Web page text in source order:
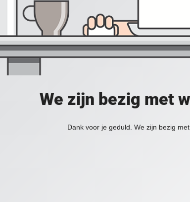
We zijn bezig met
Dank voor je geduld. We zijn bezig